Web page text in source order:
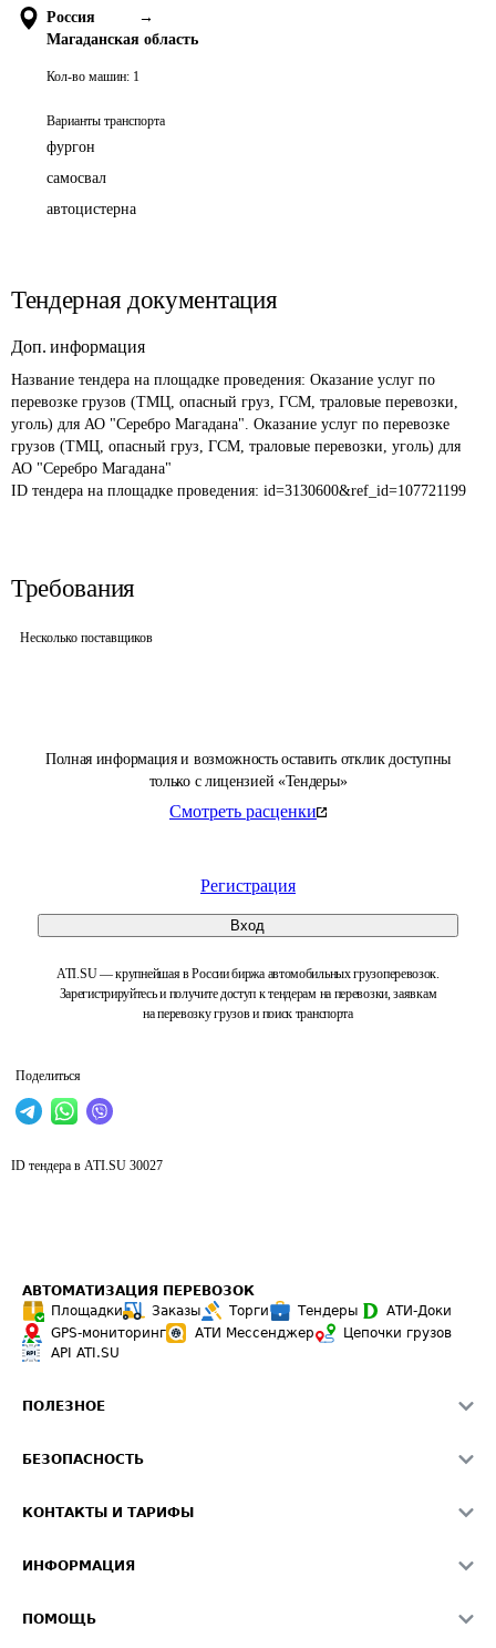
Полная информация и возможность оставить отклик доступны
только с лицензией «Тендеры»
Смотреть расценки
Регистрация
Вход
ATI.SU — крупнейшая в России биржа автомобильных грузоперевозок.
Зарегистрируйтесь и получите доступ к тендерам на перевозки, заявкам
на перевозку грузов и поиск транспорта
Поделиться
Россия
→
Магаданская область
Кол-во машин: 1
Варианты транспорта
фургон
самосвал
автоцистерна
Тендерная документация
Доп. информация
Название тендера на площадке проведения: Оказание услуг по
перевозке грузов (ТМЦ, опасный груз, ГСМ, траловые перевозки,
уголь) для АО "Серебро Магадана". Оказание услуг по перевозке
грузов (ТМЦ, опасный груз, ГСМ, траловые перевозки, уголь) для
АО "Серебро Магадана"
ID тендера на площадке проведения: id=3130600&ref_id=107721199
Требования
Несколько поставщиков
ID тендера в ATI.SU 30027
АВТОМАТИЗАЦИЯ ПЕРЕВОЗОК
Площадки
Заказы Торги Тендеры
АТИ-Доки
GPS-мониторинг
АТИ Мессенджер
Цепочки грузов
API ATI.SU
ПОЛЕЗНОЕ
Звезды ATI.SU на вашем сайте
Средние ставки
БЕЗОПАСНОСТЬ
Светофор+
О формировании Паспорта
КОНТАКТЫ И ТАРИФЫ
Реклама на сайте
ИНФОРМАЦИЯ
ПОМОЩЬ